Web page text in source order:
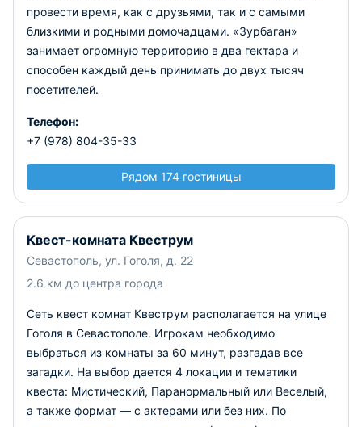
провести время, как с друзьями, так и с самыми
близкими и родными домочадцами. «Зурбаган»
занимает огромную территорию в два гектара и
способен каждый день принимать до двух тысяч
посетителей.
Телефон:
+7 (978) 804-35-33
Рядом 174 гостиницы
Квест-комната Квеструм
Севастополь, ул. Гоголя, д. 22
2.6 км до центра города
Сеть квест комнат Квеструм располагается на улице
Гоголя в Севастополе. Игрокам необходимо
выбраться из комнаты за 60 минут, разгадав все
загадки. На выбор дается 4 локации и тематики
квеста: Мистический, Паранормальный или Веселый,
а также формат — с актерами или без них. По